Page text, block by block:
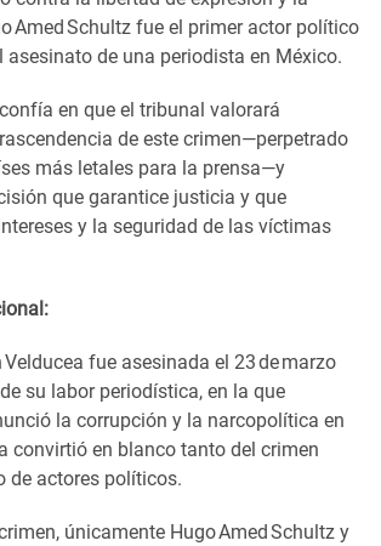
Amed Schultz fue el primer actor político
asesinato de una periodista en México.
en que el tribunal valorará
de este crimen—perpetrado
más letales para la prensa—y
que garantice justicia y que
y la seguridad de las víctimas
fue asesinada el 23 de marzo
su labor periodística, en la que
la corrupción y la narcopolítica en
convirtió en blanco tanto del crimen
de actores políticos.
únicamente Hugo Amed Schultz y